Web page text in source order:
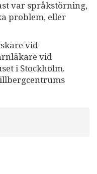
var språkstörning,
problem, eller
vid
vid
i Stockholm.